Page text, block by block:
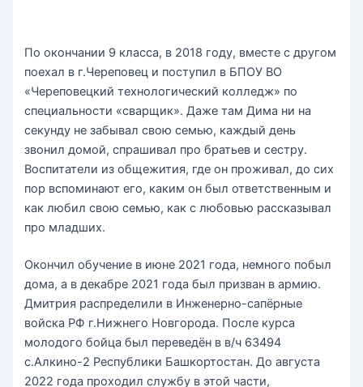
По окончании 9 класса, в 2018 году, вместе с другом
поехал в г.Череповец и поступил в БПОУ ВО
«Череповецкий технологический колледж» по
специальности «сварщик». Даже там Дима ни на
секунду не забывал свою семью, каждый день
звонил домой, спрашивал про братьев и сестру.
Воспитатели из общежития, где он проживал, до сих
пор вспоминают его, каким он был ответственным и
как любил свою семью, как с любовью рассказывал
про младших.
Окончил обучение в июне 2021 года, немного побыл
дома, а в декабре 2021 года был призван в армию.
Дмитрия распределили в Инженерно-сапёрные
войска РФ г.Нижнего Новгорода. После курса
молодого бойца был переведён в в/ч 63494
с.Алкино-2 Республики Башкортостан. До августа
2022 года проходил службу в этой части,